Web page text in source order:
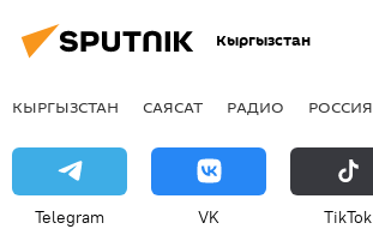
Кыргызстан
КЫРГЫЗСТАН САЯСАТ РАДИО РОССИЯ
Telegram VK ТikТоk